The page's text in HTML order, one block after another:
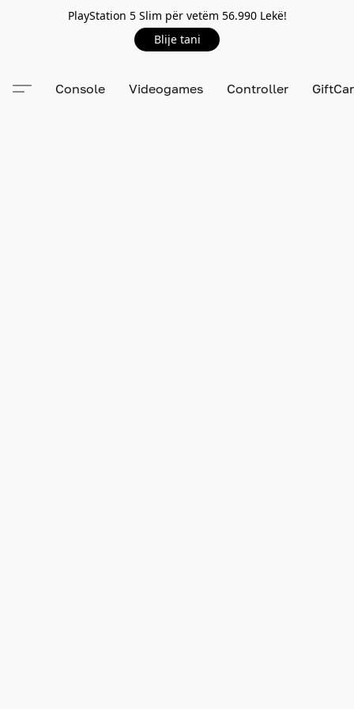
PlayStation 5 Slim për vetëm 56.990 Lekë!
Blije tani
Console Videogames Controller